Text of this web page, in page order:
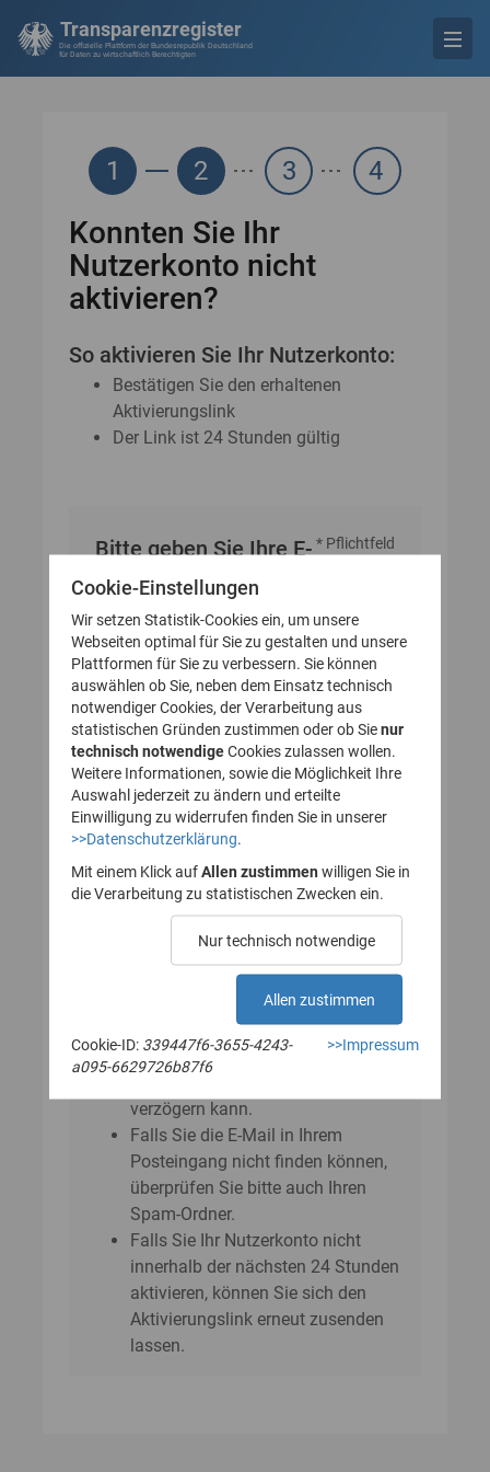
Transparenzregister
Die offizielle Plattform der Bundesrepublik Deutschland
für Daten zu wirtschaftlich Berechtigten
1 2 3 4
Konnten Sie Ihr
Nutzerkonto nicht
aktivieren?
So aktivieren Sie Ihr Nutzerkonto:
Bestätigen Sie den erhaltenen
Aktivierungslink
Der Link ist 24 Stunden gültig
* Pflichtfeld
Bitte geben Sie Ihre E-
Mail-Adresse an
E-Mail-Adresse
Probleme beim Empfang der
Bitte beachten Sie, dass sich der
Versand der E-Mail um einige
verzögern kann.
Falls Sie die E-Mail in Ihrem
Posteingang nicht finden können,
überprüfen Sie bitte auch Ihren
Spam-Ordner.
Falls Sie Ihr Nutzerkonto nicht
innerhalb der nächsten 24 Stunden
aktivieren, können Sie sich den
Aktivierungslink erneut zusenden
lassen.
Cookie-Einstellungen
Wir setzen Statistik-Cookies ein, um unsere
Webseiten optimal für Sie zu gestalten und unsere
Plattformen für Sie zu verbessern. Sie können
auswählen ob Sie, neben dem Einsatz technisch
notwendiger Cookies, der Verarbeitung aus
statistischen Gründen zustimmen oder ob Sienur
technisch notwendigeCookies zulassen wollen.
Weitere Informationen, sowie die Möglichkeit Ihre
Auswahl jederzeit zu ändern und erteilte
Einwilligung zu widerrufen finden Sie in unserer
>>Datenschutzerklärung.
Mit einem Klick aufAllen zustimmen willigen Sie in
die Verarbeitung zu statistischen Zwecken ein.
Nur technisch notwendige
Allen zustimmen
Cookie-ID: 339447f6-3655-4243-
a095-6629726b87f6
>>Impressum